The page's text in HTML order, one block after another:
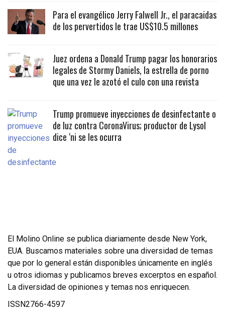
Para el evangélico Jerry Falwell Jr., el paracaidas
de los pervertidos le trae US$10.5 millones
Juez ordena a Donald Trump pagar los honorarios
legales de Stormy Daniels, la estrella de porno
que una vez le azotó el culo con una revista
Trump promueve inyecciones de desinfectante o
de luz contra CoronaVirus; productor de Lysol
dice ‘ni se les ocurra
El Molino Online se publica diariamente desde New York,
EUA. Buscamos materiales sobre una diversidad de temas
que por lo general están disponibles únicamente en inglés
u otros idiomas y publicamos breves excerptos en español.
La diversidad de opiniones y temas nos enriquecen.
ISSN2766-4597